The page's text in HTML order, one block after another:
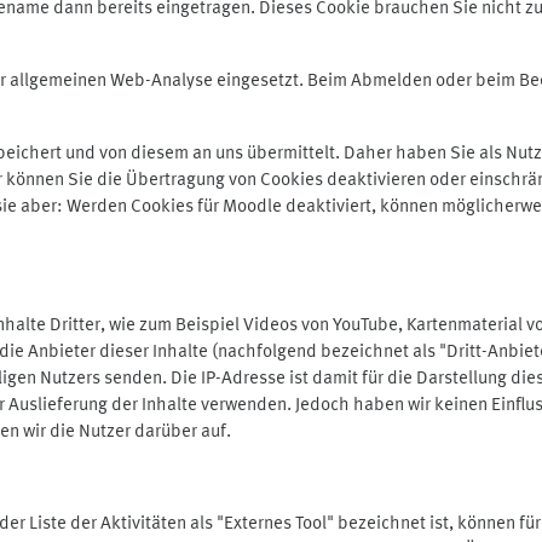
dann bereits eingetragen. Dieses Cookie brauchen Sie nicht
Web-Analyse eingesetzt. Beim Abmelden oder beim
und von diesem an uns übermittelt. Daher haben Sie als
Sie die Übertragung von Cookies deaktivieren oder
aber: Werden Cookies für Moodle deaktiviert, können
Dritter, wie zum Beispiel Videos von YouTube, Kartenmaterial
Anbieter dieser Inhalte (nachfolgend bezeichnet als "Dritt-
Nutzers senden. Die IP-Adresse ist damit für die Darstellung
der Inhalte verwenden. Jedoch haben wir keinen
wir die Nutzer darüber auf.
Liste der Aktivitäten als "Externes Tool" bezeichnet ist, können